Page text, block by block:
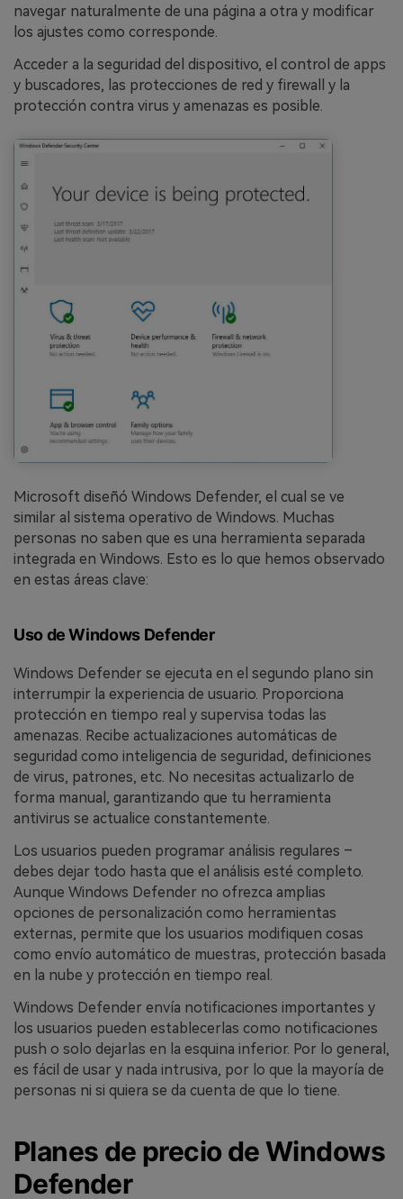
navegar naturalmente de una página a otra y modificar
los ajustes como corresponde.
Acceder a la seguridad del dispositivo, el control de apps
y buscadores, las protecciones de red y firewall y la
protección contra virus y amenazas es posible.
Microsoft diseñó Windows Defender, el cual se ve
similar al sistema operativo de Windows. Muchas
personas no saben que es una herramienta separada
integrada en Windows. Esto es lo que hemos observado
en estas áreas clave:
Uso de Windows Defender
Windows Defender se ejecuta en el segundo plano sin
interrumpir la experiencia de usuario. Proporciona
protección en tiempo real y supervisa todas las
amenazas. Recibe actualizaciones automáticas de
seguridad como inteligencia de seguridad, definiciones
de virus, patrones, etc. No necesitas actualizarlo de
forma manual, garantizando que tu herramienta
antivirus se actualice constantemente.
Los usuarios pueden programar análisis regulares –
debes dejar todo hasta que el análisis esté completo.
Aunque Windows Defender no ofrezca amplias
opciones de personalización como herramientas
externas, permite que los usuarios modifiquen cosas
como envío automático de muestras, protección basada
en la nube y protección en tiempo real.
Windows Defender envía notificaciones importantes y
los usuarios pueden establecerlas como notificaciones
push o solo dejarlas en la esquina inferior. Por lo general,
es fácil de usar y nada intrusiva, por lo que la mayoría de
personas ni si quiera se da cuenta de que lo tiene.
Planes de precio de Windows
Defender